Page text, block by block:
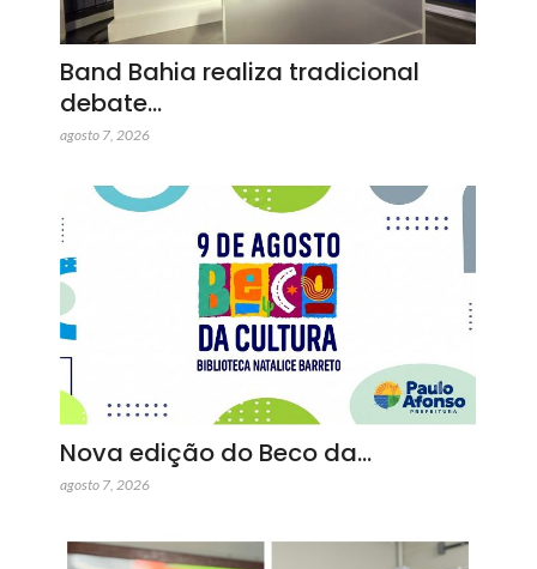
Band Bahia realiza tradicional
debate…
agosto 7, 2026
Nova edição do Beco da…
agosto 7, 2026